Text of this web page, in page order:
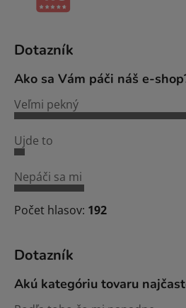
Dotazník
Ako sa Vám páči náš e-
Veľmi pekný
Ujde to
Nepáči sa mi
Počet hlasov: 192
Dotazník
Akú kategóriu tovaru